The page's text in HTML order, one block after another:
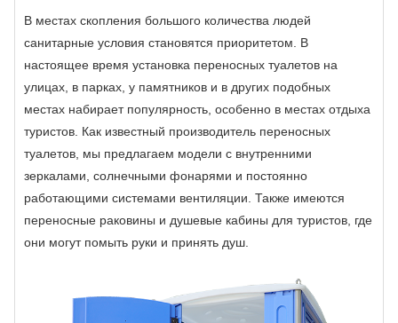
В местах скопления большого количества людей
санитарные условия становятся приоритетом. В
настоящее время установка переносных туалетов на
улицах, в парках, у памятников и в других подобных
местах набирает популярность, особенно в местах отдыха
туристов. Как известный производитель переносных
туалетов, мы предлагаем модели с внутренними
зеркалами, солнечными фонарями и постоянно
работающими системами вентиляции. Также имеются
переносные раковины и душевые кабины для туристов, где
они могут помыть руки и принять душ.